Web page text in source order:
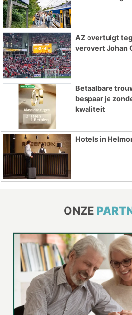
AZ overtuigt
verovert Johan
Betaalbare
bespaar je
kwaliteit
Hotels in
ONZE